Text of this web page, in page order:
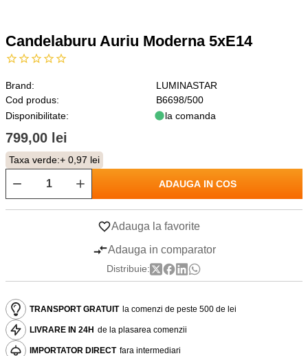
Candelaburu Auriu Moderna 5xE14
Brand:
LUMINASTAR
Cod produs:
B6698/500
Disponibilitate:
la comanda
799,00 lei
Taxa verde:+ 0,97 lei
ADAUGA IN COS
Adauga la favorite
Adauga in comparator
Distribuie:
TRANSPORT GRATUIT la comenzi de peste 500 de lei
LIVRARE IN 24H de la plasarea comenzii
IMPORTATOR DIRECT fara intermediari